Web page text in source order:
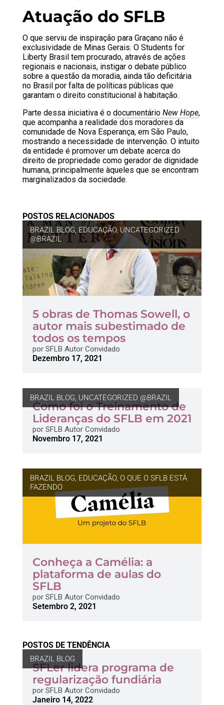
Atuação do SFLB
O que serviu de inspiração para Graçano não é
exclusividade de Minas Gerais. O Students for
Liberty Brasil tem procurado, através de ações
regionais e nacionais, instigar o debate público
sobre a questão da moradia, ainda tão deficitária
no Brasil por falta de políticas públicas que
garantam o direito constitucional à habitação.
Parte dessa iniciativa é o documentário New Hope,
que acompanha a realidade dos moradores da
comunidade de Nova Esperança, em São Paulo,
mostrando a necessidade de intervenção. O intuito
da entidade é promover um debate acerca do
direito de propriedade como gerador de dignidade
humana, principalmente àqueles que se encontram
marginalizados da sociedade.
POSTOS RELACIONADOS
BRAZIL BLOG, EDUCAÇÃO, UNCATEGORIZED
@BRAZIL
5 obras de Thomas Sowell, o
autor mais subestimado de
todos os tempos
porSFLB Autor Convidado
Dezembro 17, 2021
BRAZIL BLOG, UNCATEGORIZED @BRAZIL
Como foi o Treinamento de
Lideranças do SFLB em 2021
porSFLB Autor Convidado
Novembro 17, 2021
BRAZIL BLOG, EDUCAÇÃO, O QUE O SFLB ESTÁ
FAZENDO
Conheça a Camélia: a
plataforma de aulas do
SFLB
porSFLB Autor Convidado
Setembro 2, 2021
POSTOS DE TENDÊNCIA
BRAZIL BLOG
SFLer lidera programa de
regularização fundiária
porSFLB Autor Convidado
Janeiro 14, 2022